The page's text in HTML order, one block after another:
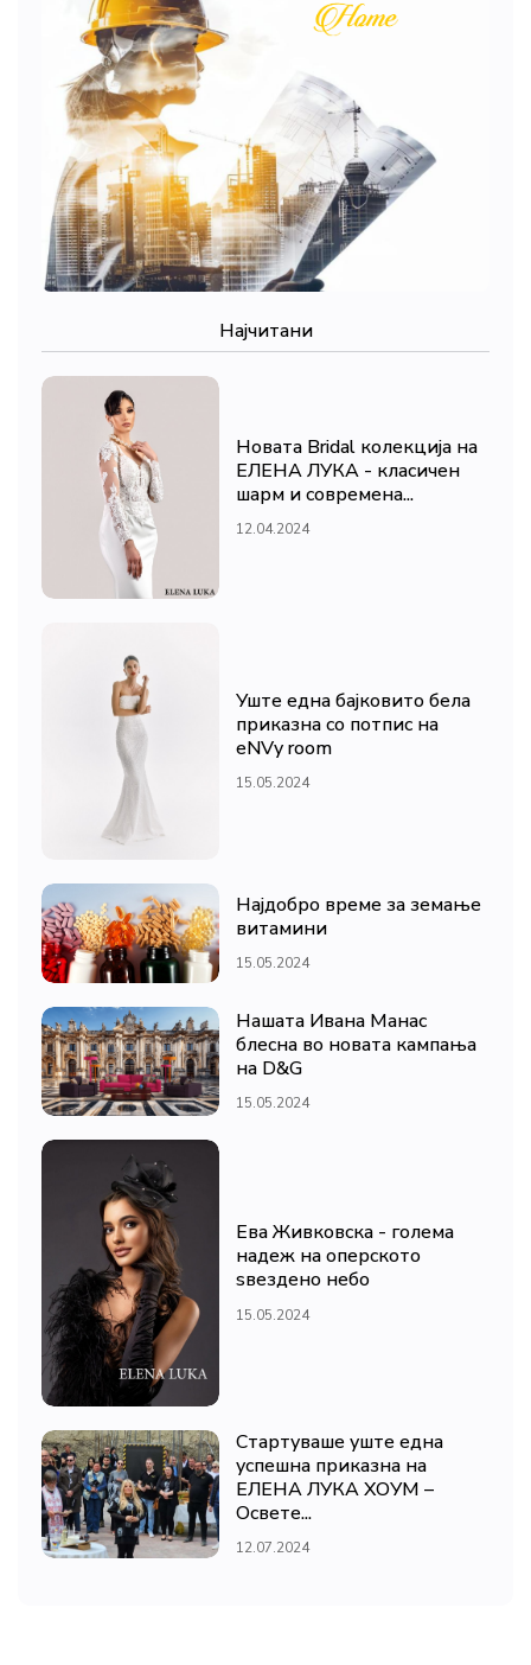
Најчитани
Новата Bridal колекција на
ЕЛЕНА ЛУКА - класичен
шарм и современа...
12.04.2024
Уште една бајковито бела
приказна со потпис на
eNVy room
15.05.2024
Најдобро време за земање
витамини
15.05.2024
Нашата Ивана Манас
блесна во новата кампања
на D&G
15.05.2024
Ева Живковска - голема
надеж на оперското
ѕвездено небо
15.05.2024
Стартуваше уште една
успешна приказна на
ЕЛЕНА ЛУКА ХОУМ –
Освете...
12.07.2024